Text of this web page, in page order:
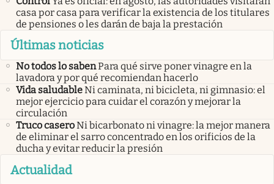
casa por casa para verificar la existencia de los titulares
de pensiones o les darán de baja la prestación
Últimas noticias
No todos lo sabenPara qué sirve poner vinagre en la
lavadora y por qué recomiendan hacerlo
Vida saludableNi caminata, ni bicicleta, ni gimnasio: el
mejor ejercicio para cuidar el corazón y mejorar la
circulación
Truco caseroNi bicarbonato ni vinagre: la mejor manera
de eliminar el sarro concentrado en los orificios de la
ducha y evitar reducir la presión
Actualidad